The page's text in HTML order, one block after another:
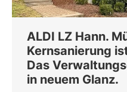
ALDI LZ Hann.
Kernsanierung
Das
in neuem Glanz.